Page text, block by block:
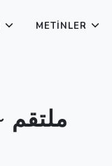
METINLER
mültekım ~ ملتقم